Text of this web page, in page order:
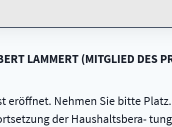
LAMMERT(MITGLIED DES
eröffnet. Nehmen Sie bitte
der Haushaltsbera-